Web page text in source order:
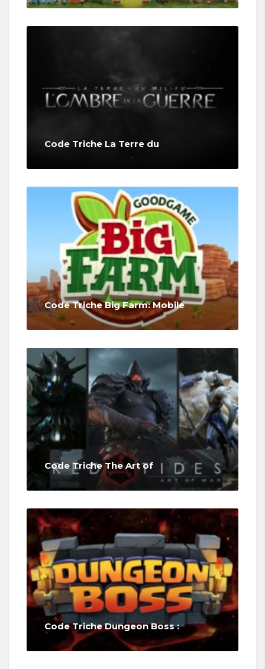
Code Triche La Terre du
Code Triche Big Farm: Mobile
Code Triche The Art of
Code Triche Dungeon Boss :